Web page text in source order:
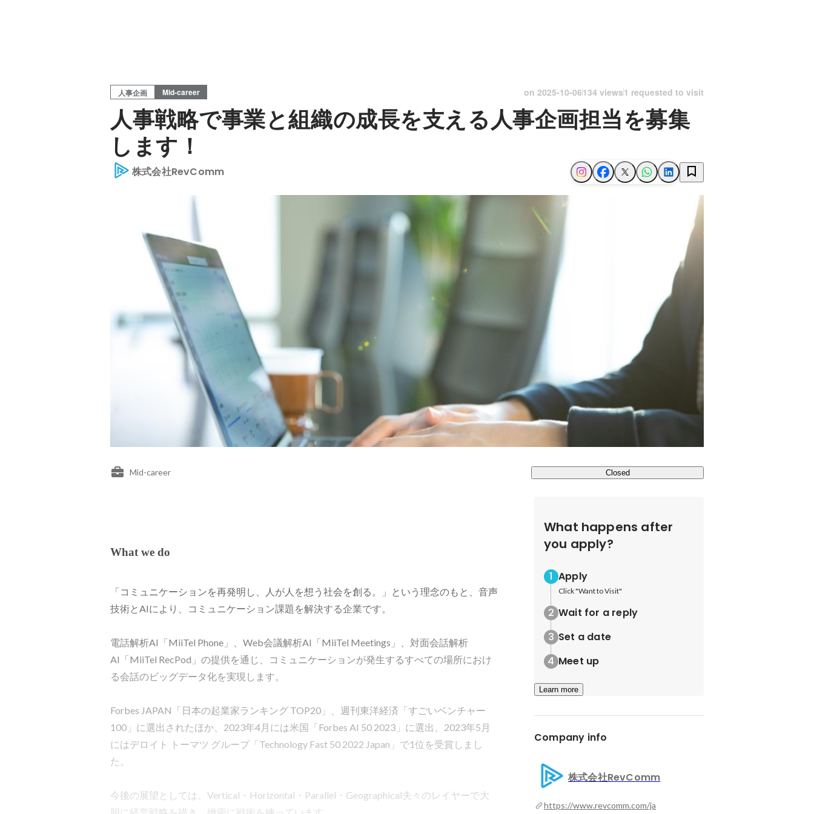
人事企画 Mid-career on 2025-10-06134 views1 requested to visit
人事戦略で事業と組織の成長を支える人事企画担当を募集
します！
株式会社RevComm
Mid-career Closed
What we do
「コミュニケーションを再発明し、人が人を想う社会を創る。」という理念のもと、音声
技術とAIにより、コミュニケーション課題を解決する企業です。
電話解析AI「MiiTel Phone」、Web会議解析AI「MiiTel Meetings」、対面会話解析
AI「MiiTel RecPod」の提供を通じ、コミュニケーションが発生するすべての場所におけ
る会話のビッグデータ化を実現します。
Forbes JAPAN「日本の起業家ランキング TOP20」、週刊東洋経済「すごいベンチャー
100」に選出されたほか、2023年4月には米国「Forbes AI 50 2023」に選出、2023年5月
にはデロイト トーマツ グループ「Technology Fast 50 2022 Japan」で1位を受賞しまし
た。
今後の展望としては、Vertical・Horizontal・Parallel・Geographical夫々のレイヤーで大
胆に経営戦略を描き、緻密に戦術を練っています。
What happens after
you apply?
Apply
Click "Want to Visit"
Wait for a reply
Set a date
Meet up
Learn more
Company info
株式会社RevComm
https://www.revcomm.com/ja